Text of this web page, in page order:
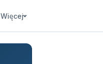
Więcej